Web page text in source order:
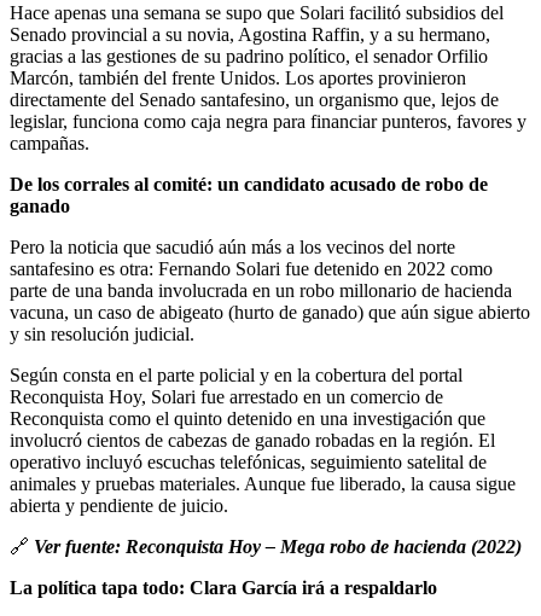
Hace apenas una semana se supo que Solari facilitó subsidios del
Senado provincial a su novia, Agostina Raffin, y a su hermano,
gracias a las gestiones de su padrino político, el senador Orfilio
Marcón, también del frente Unidos. Los aportes provinieron
directamente del Senado santafesino, un organismo que, lejos de
legislar, funciona como caja negra para financiar punteros, favores y
campañas.
De los corrales al comité: un candidato acusado de robo de
ganado
Pero la noticia que sacudió aún más a los vecinos del norte
santafesino es otra: Fernando Solari fue detenido en 2022 como
parte de una banda involucrada en un robo millonario de hacienda
vacuna, un caso de abigeato (hurto de ganado) que aún sigue abierto
y sin resolución judicial.
Según consta en el parte policial y en la cobertura del portal
Reconquista Hoy, Solari fue arrestado en un comercio de
Reconquista como el quinto detenido en una investigación que
involucró cientos de cabezas de ganado robadas en la región. El
operativo incluyó escuchas telefónicas, seguimiento satelital de
animales y pruebas materiales. Aunque fue liberado, la causa sigue
abierta y pendiente de juicio.
🔗 Ver fuente: Reconquista Hoy – Mega robo de hacienda (2022)
La política tapa todo: Clara García irá a respaldarlo